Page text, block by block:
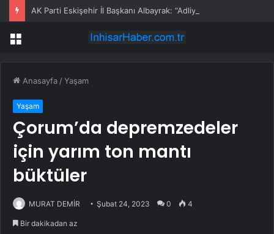
Menü
Anasayfa /Yaşam
Yaşam
Çorum’da depremzedeler
için yarım ton mantı
büktüler
MURAT DEMİR Şubat 24, 2023 0 4
Bir dakikadan az